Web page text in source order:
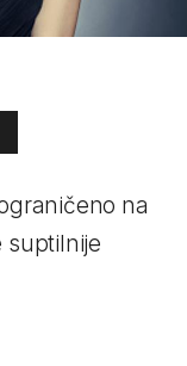
na
suptilnije